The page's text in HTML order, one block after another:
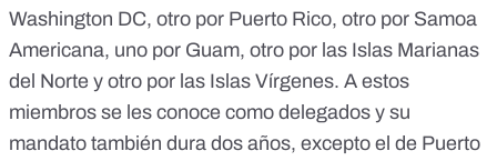
Washington DC, otro por Puerto Rico, otro por Samoa
Americana, uno por Guam, otro por las Islas Marianas
del Norte y otro por las Islas Vírgenes. A estos
miembros se les conoce como delegados y su
mandato también dura dos años, excepto el de Puerto